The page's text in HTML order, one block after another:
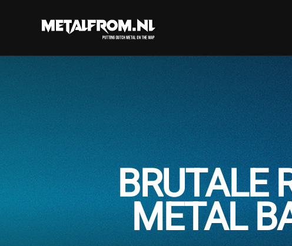
BRUTALE
METAL